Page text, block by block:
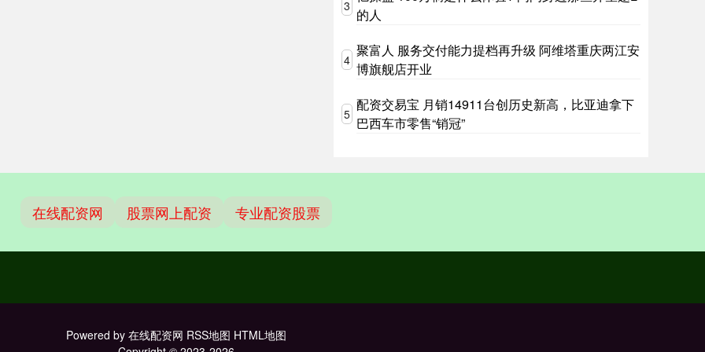
3 的人
4
聚富人 服务交付能力提档再升级 阿维塔重庆两江安
博旗舰店开业
5
配资交易宝 月销14911台创历史新高，比亚迪拿下
巴西车市零售“销冠”
在线配资网 股票网上配资 专业配资股票
Powered by 在线配资网 RSS地图 HTML地图